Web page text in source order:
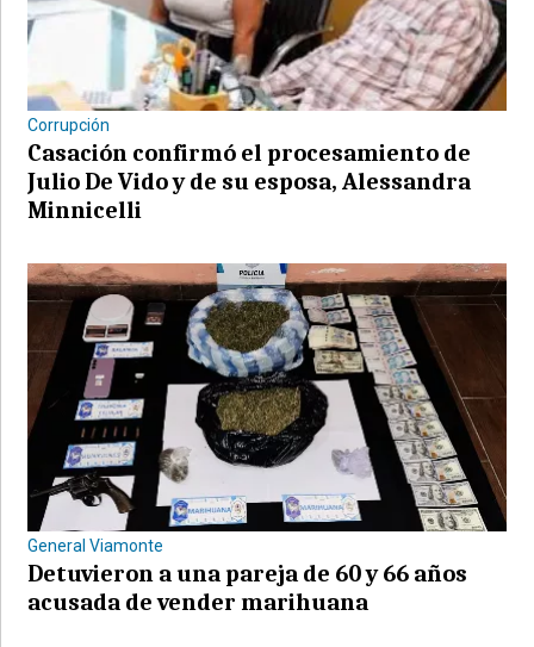
Corrupción
Casación confirmó el procesamiento de
Julio De Vido y de su esposa, Alessandra
Minnicelli
General Viamonte
Detuvieron a una pareja de 60 y 66 años
acusada de vender marihuana